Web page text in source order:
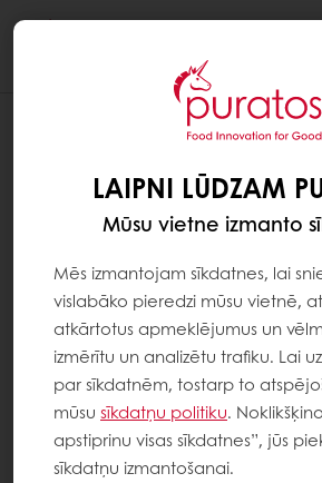
LAIPNI LŪDZAM
Mūsu vietne izmanto
Mēs izmantojam sīkdatnes, lai
vislabāko pieredzi mūsu vietnē,
atkārtotus apmeklējumus un
izmērītu un analizētu trafiku. Lai
par sīkdatnēm, tostarp to
mūsu sīkdatņu politiku.
apstiprinu visas sīkdatnes”, jūs
sīkdatņu izmantošanai.